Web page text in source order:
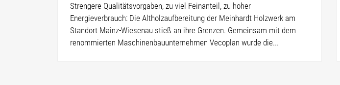
Strengere Qualitätsvorgaben, zu viel Feinanteil, zu hoher
Energieverbrauch: Die Altholzaufbereitung der Meinhardt Holzwerk am
Standort Mainz-Wiesenau stieß an ihre Grenzen. Gemeinsam mit dem
renommierten Maschinenbauunternehmen Vecoplan wurde die...